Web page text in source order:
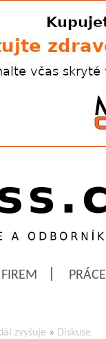
PRÁCE
zvyšuje » Diskuse